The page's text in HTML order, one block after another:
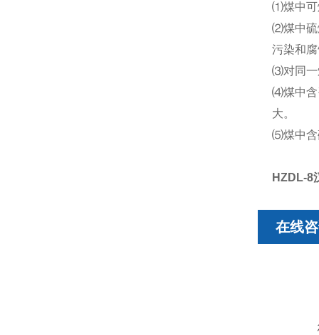
⑴煤中可
⑵煤中硫
污染和
⑶对同一
⑷煤中含
大。
⑸煤中含
HZDL-8
在线